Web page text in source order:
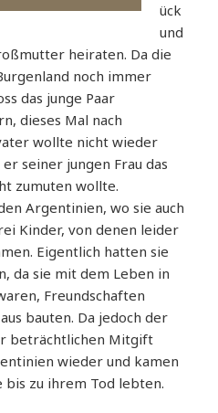
ück
und
heiraten. Da die
noch immer
das junge Paar
dieses Mal nach
wollte nicht wieder
seiner jungen Frau das
zumuten wollte.
Argentinien, wo sie auch
Kinder, von denen leider
Eigentlich hatten sie
da sie mit dem Leben in
Freundschaften
bauten. Da jedoch der
beträchtlichen Mitgift
wieder und kamen
bis zu ihrem Tod lebten.